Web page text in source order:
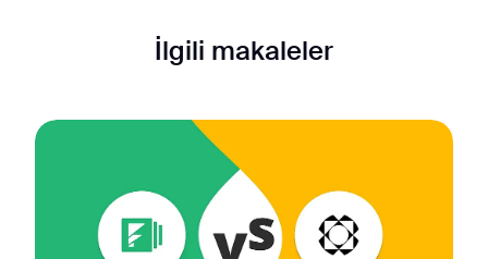
İlgili makaleler